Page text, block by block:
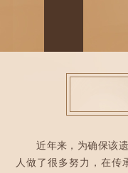
近年来，为确保该遗
人做了很多努力，在传